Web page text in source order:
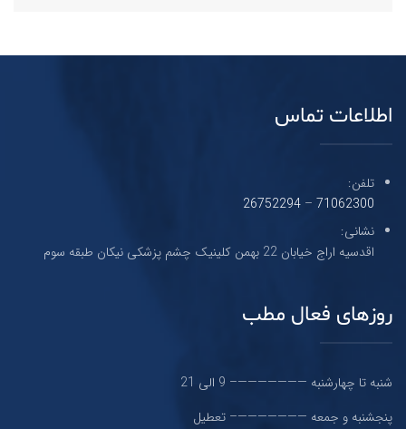
اطلاعات تماس
تلفن:
71062300
–
26752294
نشانی:
اقدسیه اراج خیابان 22 بهمن کلینیک چشم پزشکی نیکان طبقه سوم
روزهای فعال مطب
شنبه تا چهارشنبه ———————– 9 الی 21
پنجشنبه و جمعه ———————– تعطیل